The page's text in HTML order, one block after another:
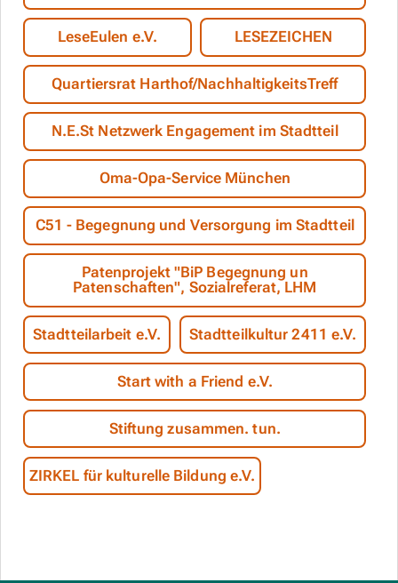
LeseEulen e.V. LESEZEICHEN
Quartiersrat Harthof/NachhaltigkeitsTreff
N.E.St Netzwerk Engagement im Stadtteil
Oma-Opa-Service München
C51 - Begegnung und Versorgung im Stadtteil
Patenprojekt "BiP Begegnung un
Patenschaften", Sozialreferat, LHM
Stadtteilarbeit e.V. Stadtteilkultur 2411 e.V.
Start with a Friend e.V.
Stiftung zusammen. tun.
ZIRKEL für kulturelle Bildung e.V.